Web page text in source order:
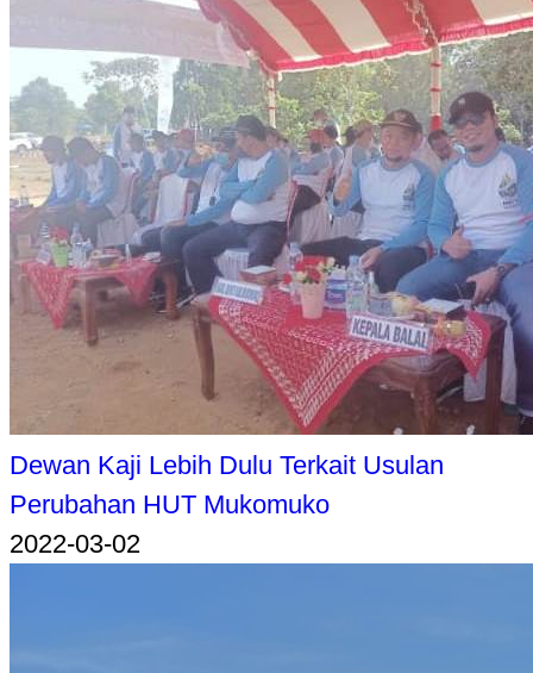
Dewan Kaji Lebih Dulu Terkait Usulan
Perubahan HUT Mukomuko
2022-03-02